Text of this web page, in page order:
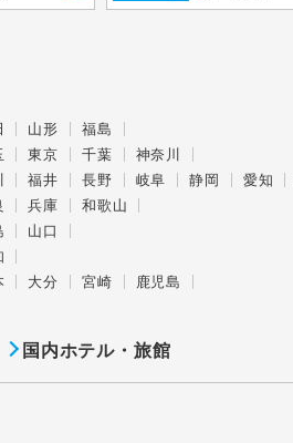
山形
福島
東京 千葉
神奈川
福井 長野 岐阜 静岡 愛知
兵庫
和歌山
山口
大分 宮崎
鹿児島
国内ホテル・旅館